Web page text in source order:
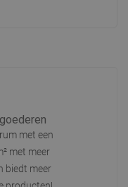
met een
met meer
biedt meer